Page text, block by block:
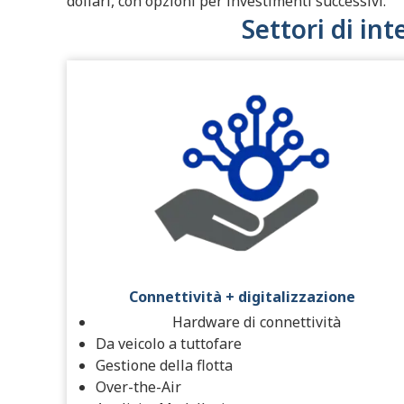
Settori di
Connettività + digitalizzazione
Hardware di connettività
Da veicolo a tuttofare
Gestione della flotta
Over-the-Air